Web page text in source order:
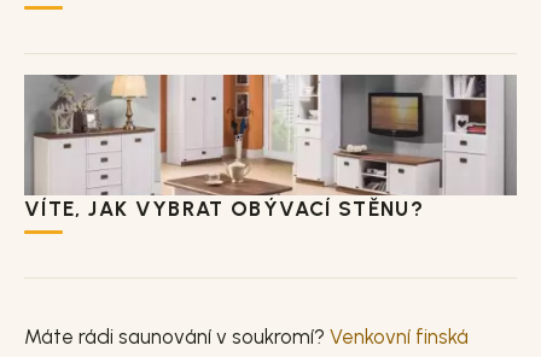
VÍTE, JAK VYBRAT OBÝVACÍ STĚNU?
Máte rádi saunování v soukromí? Venkovní finská